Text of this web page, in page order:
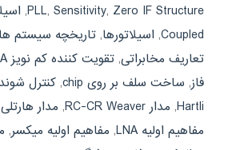
PLL,Sensitivity, Zero IF Structure
,
Coupled
, اسیلاتورها, تاریخچه سیستم
تعاریف مخابراتی, تقویت کننده کم نویز LNA
فاز, ساخت سلف بر روی chip , کنترل
Hartli
, مدار RC-CR Weaver , مدار هارتلی
مفاهیم اولیه LNA
, مفاهیم اولیه میکسر,